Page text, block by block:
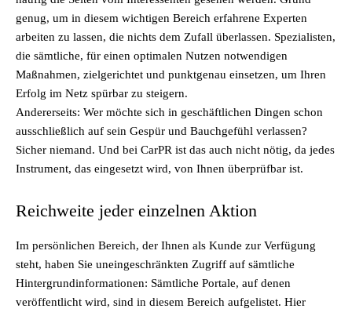
genug, um in diesem wichtigen Bereich erfahrene Experten
arbeiten zu lassen, die nichts dem Zufall überlassen. Spezialisten,
die sämtliche, für einen optimalen Nutzen notwendigen
Maßnahmen, zielgerichtet und punktgenau einsetzen, um Ihren
Erfolg im Netz spürbar zu steigern.
Andererseits: Wer möchte sich in geschäftlichen Dingen schon
ausschließlich auf sein Gespür und Bauchgefühl verlassen?
Sicher niemand. Und bei CarPR ist das auch nicht nötig, da jedes
Instrument, das eingesetzt wird, von Ihnen überprüfbar ist.
Reichweite jeder einzelnen Aktion
Im persönlichen Bereich, der Ihnen als Kunde zur Verfügung
steht, haben Sie uneingeschränkten Zugriff auf sämtliche
Hintergrundinformationen: Sämtliche Portale, auf denen
veröffentlicht wird, sind in diesem Bereich aufgelistet. Hier